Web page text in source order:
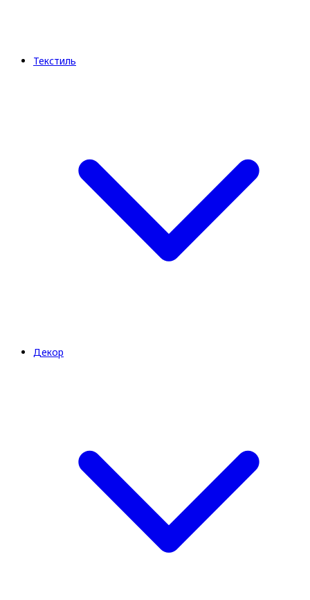
Текстиль
Декор